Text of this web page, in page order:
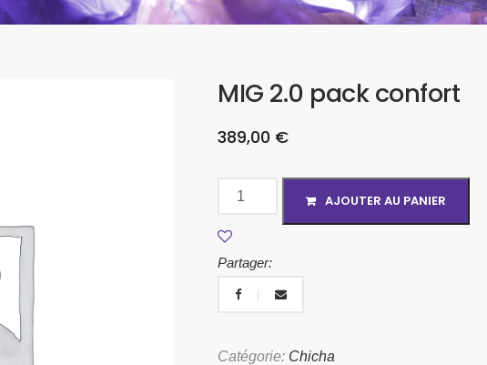
MIG 2.0 pack confort
389,00 €
AJOUTER AU PANIER
Partager:
Catégorie: Chicha